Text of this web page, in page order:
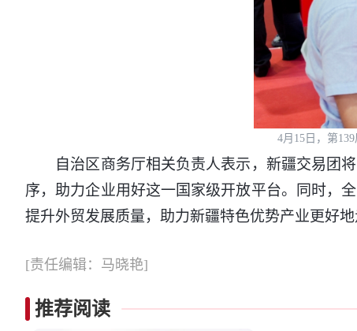
4月15日，第
自治区商务厅相关负责人表示，新疆交易团将
序，助力企业用好这一国家级开放平台。同时，
提升外贸发展质量，助力新疆特色优势产业更好地
[责任编辑：马晓艳]
推荐阅读